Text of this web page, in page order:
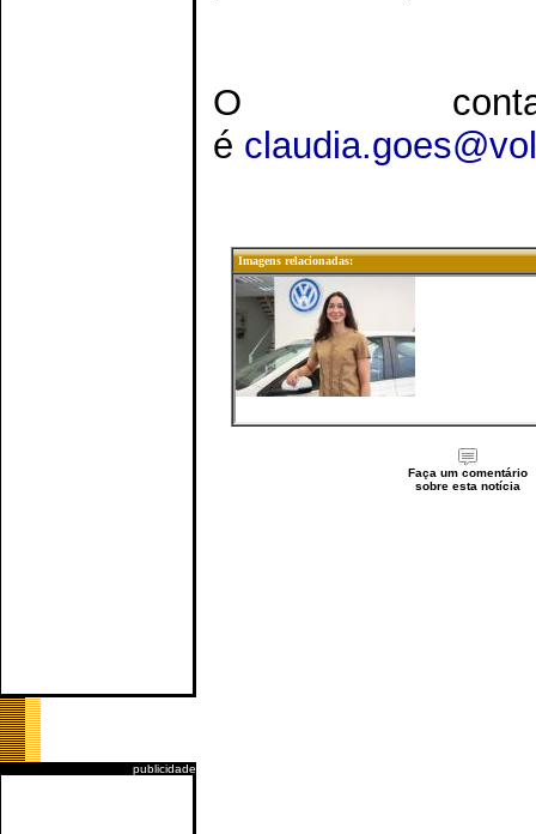
publicidade
O
é
Imagens relacionadas:
Faça um comentário
sobre esta notícia